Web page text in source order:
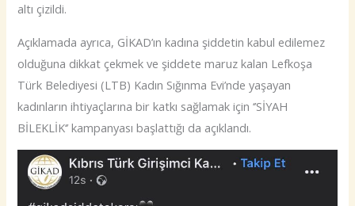
altı çizildi.
Açıklamada ayrıca, GİKAD’ın kadına şiddetin kabul edilemez
olduğuna dikkat çekmek ve şiddete maruz kalan Lefkoşa
Türk Belediyesi (LTB) Kadın Sığınma Evi’nde yaşayan
kadınların ihtiyaçlarına bir katkı sağlamak için ‘’SİYAH
BİLEKLİK‘’ kampanyası başlattığı da açıklandı.